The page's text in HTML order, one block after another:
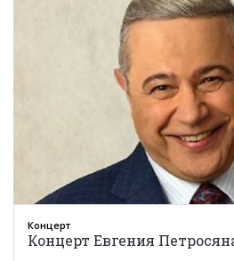
Концерт
Концерт Евгения